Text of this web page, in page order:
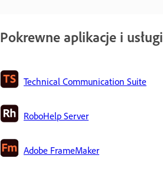
Pokrewne aplikacje i usługi
Technical Communication Suite
RoboHelp Server
Adobe FrameMaker